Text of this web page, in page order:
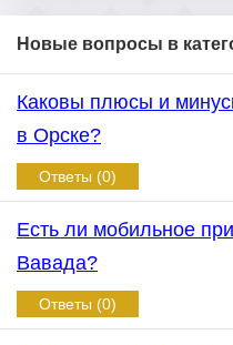
Новые вопросы в
Каковы плюсы и
в Орске?
Ответы (0)
Есть ли мобильное
Вавада?
Ответы (0)